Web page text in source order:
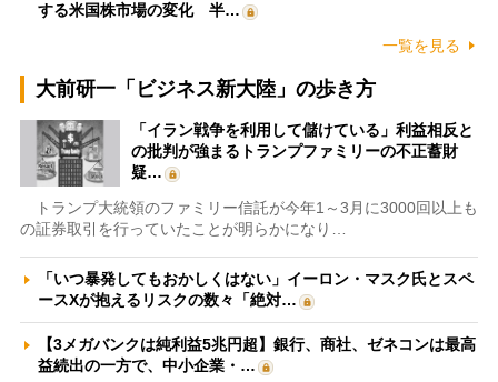
する米国株市場の変化 半…
一覧を見る
大前研一「ビジネス新大陸」の歩き方
「イラン戦争を利用して儲けている」利益相反と
の批判が強まるトランプファミリーの不正蓄財
疑…
トランプ大統領のファミリー信託が今年1～3月に3000回以上も
の証券取引を行っていたことが明らかになり…
「いつ暴発してもおかしくはない」イーロン・マスク氏とスペ
ースXが抱えるリスクの数々「絶対…
【3メガバンクは純利益5兆円超】銀行、商社、ゼネコンは最高
益続出の一方で、中小企業・…